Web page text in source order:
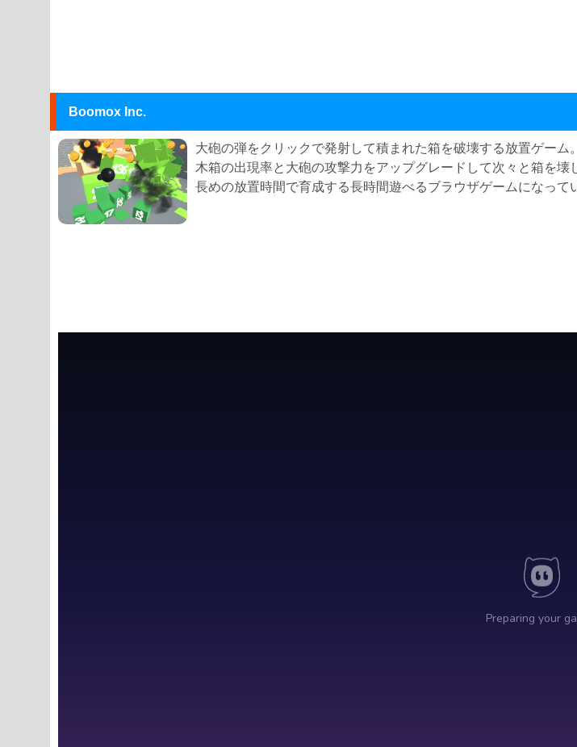
Boomox Inc.
大砲の弾をクリックで発射して積まれた箱を破壊する放置ゲーム。
木箱の出現率と大砲の攻撃力をアップグレードして次々と箱を壊
長めの放置時間で育成する長時間遊べるブラウザゲームになって